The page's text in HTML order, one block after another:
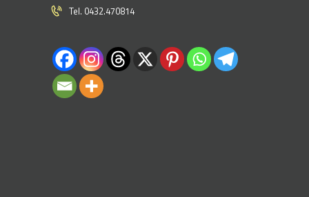
Tel. 0432.470814